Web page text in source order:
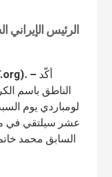
الرئيس الإيراني
الناطق باسم
لومباردي يوم
عشر سيلتقي في
السابق محمد